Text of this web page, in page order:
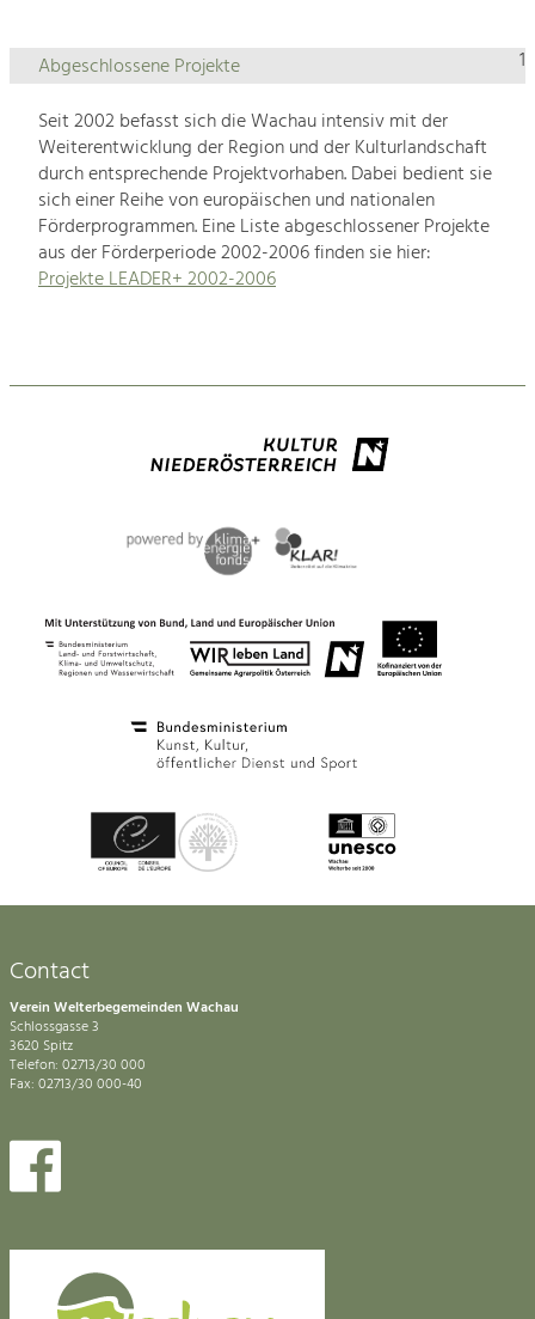
1
Abgeschlossene Projekte
Seit 2002 befasst sich die Wachau intensiv mit der
Weiterentwicklung der Region und der Kulturlandschaft
durch entsprechende Projektvorhaben. Dabei bedient sie
sich einer Reihe von europäischen und nationalen
Förderprogrammen. Eine Liste abgeschlossener Projekte
aus der Förderperiode 2002-2006 finden sie hier:
Projekte LEADER+ 2002-2006
Contact
Verein Welterbegemeinden Wachau
Schlossgasse 3
3620 Spitz
Telefon: 02713/30 000
Fax: 02713/30 000-40